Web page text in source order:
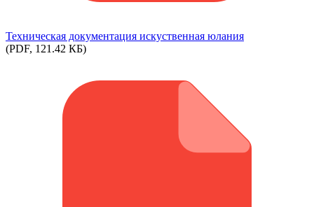
Техническая документация искуственная юлания
(PDF, 121.42 КБ)